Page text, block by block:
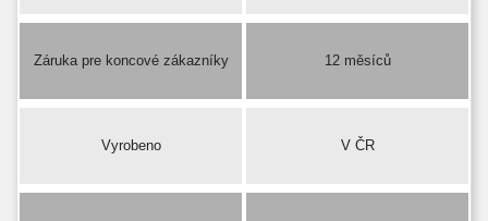
Záruka pre koncové zákazníky 12 měsíců
Vyrobeno V ČR